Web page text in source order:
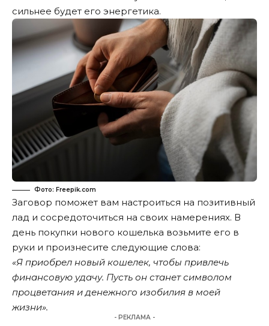
сильнее будет его энергетика.
Фото: Freepik.com
Заговор поможет вам настроиться на позитивный
лад и сосредоточиться на своих намерениях. В
день покупки нового кошелька возьмите его в
руки и произнесите следующие слова:
«Я приобрел новый кошелек, чтобы привлечь
финансовую удачу. Пусть он станет символом
процветания и денежного изобилия в моей
жизни».
- РЕКЛАМА -